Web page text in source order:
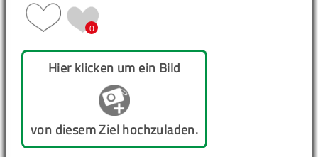
0
Hier klicken um ein Bild
von diesem Ziel hochzuladen.